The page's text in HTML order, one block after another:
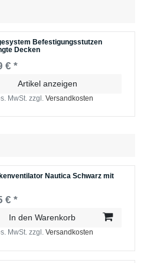
Befestigungsstutzen
Decken
€ *
Artikel anzeigen
MwSt. zzgl.Versandkosten
Nautica Schwarz mit
€ *
In den Warenkorb
MwSt. zzgl.Versandkosten